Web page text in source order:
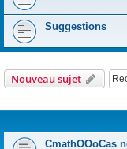
Suggestions
Nouveau sujet
CmathOOoCas